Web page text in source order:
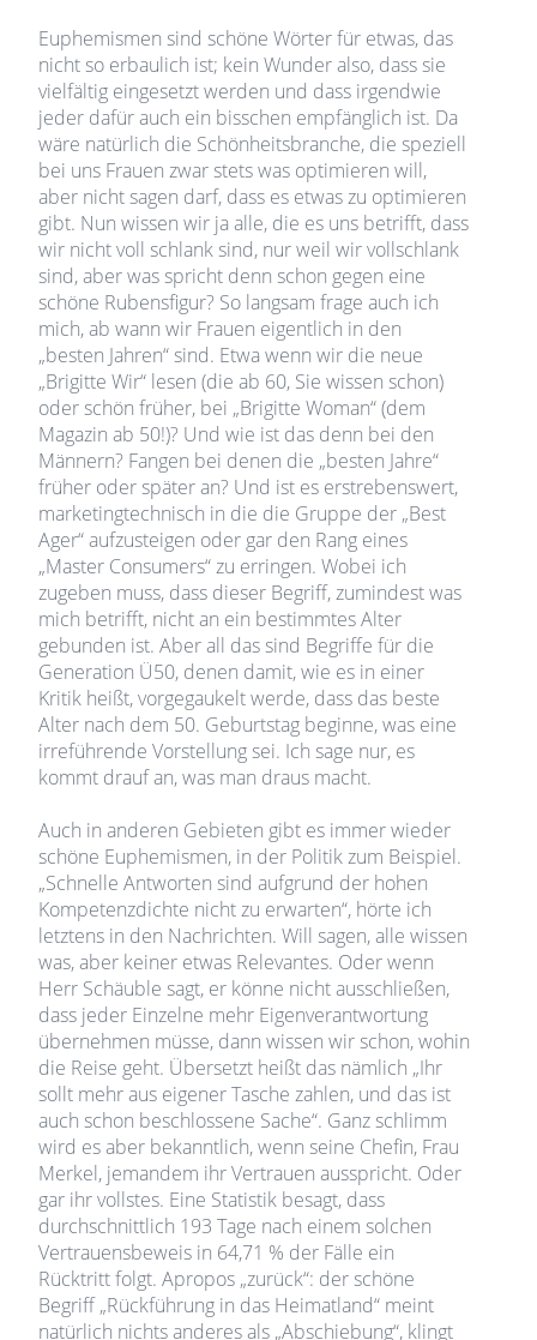
Euphemismen sind schöne Wörter für etwas, das
nicht so erbaulich ist; kein Wunder also, dass sie
vielfältig eingesetzt werden und dass irgendwie
jeder dafür auch ein bisschen empfänglich ist. Da
wäre natürlich die Schönheitsbranche, die speziell
bei uns Frauen zwar stets was optimieren will,
aber nicht sagen darf, dass es etwas zu optimieren
gibt. Nun wissen wir ja alle, die es uns betrifft, dass
wir nicht voll schlank sind, nur weil wir vollschlank
sind, aber was spricht denn schon gegen eine
schöne Rubensfigur? So langsam frage auch ich
mich, ab wann wir Frauen eigentlich in den
„besten Jahren“ sind. Etwa wenn wir die neue
„Brigitte Wir“ lesen (die ab 60, Sie wissen schon)
oder schön früher, bei „Brigitte Woman“ (dem
Magazin ab 50!)? Und wie ist das denn bei den
Männern? Fangen bei denen die „besten Jahre“
früher oder später an? Und ist es erstrebenswert,
marketingtechnisch in die die Gruppe der „Best
Ager“ aufzusteigen oder gar den Rang eines
„Master Consumers“ zu erringen. Wobei ich
zugeben muss, dass dieser Begriff, zumindest was
mich betrifft, nicht an ein bestimmtes Alter
gebunden ist. Aber all das sind Begriffe für die
Generation Ü50, denen damit, wie es in einer
Kritik heißt, vorgegaukelt werde, dass das beste
Alter nach dem 50. Geburtstag beginne, was eine
irreführende Vorstellung sei. Ich sage nur, es
kommt drauf an, was man draus macht.
Auch in anderen Gebieten gibt es immer wieder
schöne Euphemismen, in der Politik zum Beispiel.
„Schnelle Antworten sind aufgrund der hohen
Kompetenzdichte nicht zu erwarten“, hörte ich
letztens in den Nachrichten. Will sagen, alle wissen
was, aber keiner etwas Relevantes. Oder wenn
Herr Schäuble sagt, er könne nicht ausschließen,
dass jeder Einzelne mehr Eigenverantwortung
übernehmen müsse, dann wissen wir schon, wohin
die Reise geht. Übersetzt heißt das nämlich „Ihr
sollt mehr aus eigener Tasche zahlen, und das ist
auch schon beschlossene Sache“. Ganz schlimm
wird es aber bekanntlich, wenn seine Chefin, Frau
Merkel, jemandem ihr Vertrauen ausspricht. Oder
gar ihr vollstes. Eine Statistik besagt, dass
durchschnittlich 193 Tage nach einem solchen
Vertrauensbeweis in 64,71 % der Fälle ein
Rücktritt folgt. Apropos „zurück“: der schöne
Begriff „Rückführung in das Heimatland“ meint
natürlich nichts anderes als „Abschiebung“, klingt